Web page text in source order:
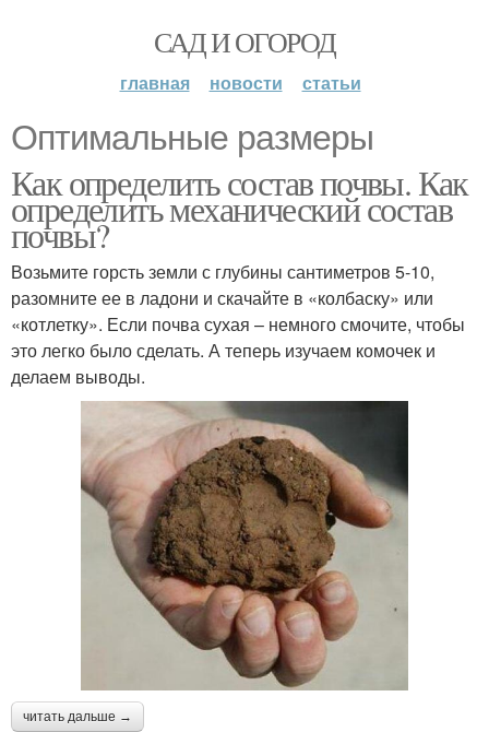
САД И ОГОРОД
главная новости статьи
Оптимальные размеры
Как определить состав почвы. Как
определить механический состав
почвы?
Возьмите горсть земли с глубины сантиметров 5-10,
разомните ее в ладони и скачайте в «колбаску» или
«котлетку». Если почва сухая – немного смочите, чтобы
это легко было сделать. А теперь изучаем комочек и
делаем выводы.
читать дальше →